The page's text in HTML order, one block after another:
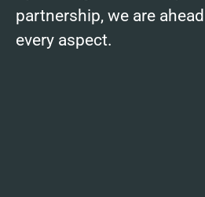
partnership, we are
every aspect.